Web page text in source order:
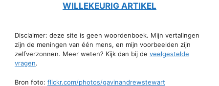
WILLEKEURIG ARTIKEL
Disclaimer: deze site is geen woordenboek. Mijn vertalingen
zijn de meningen van één mens, en mijn voorbeelden zijn
zelfverzonnen. Meer weten? Kijk dan bij de veelgestelde
vragen.
Bron foto: flickr.com/photos/gavinandrewstewart